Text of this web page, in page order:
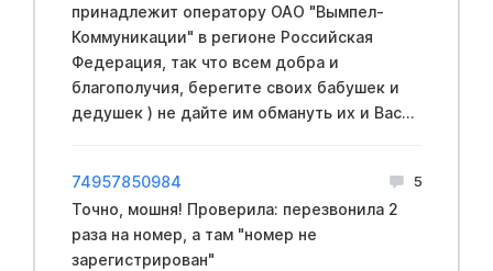
принадлежит оператору ОАО "Вымпел-
Коммуникации" в регионе Российская
Федерация, так что всем добра и
благополучия, берегите своих бабушек и
дедушек ) не дайте им обмануть их и Вас...
74957850984 5
Точно, мошня! Проверила: перезвонила 2
раза на номер, а там "номер не
зарегистрирован"